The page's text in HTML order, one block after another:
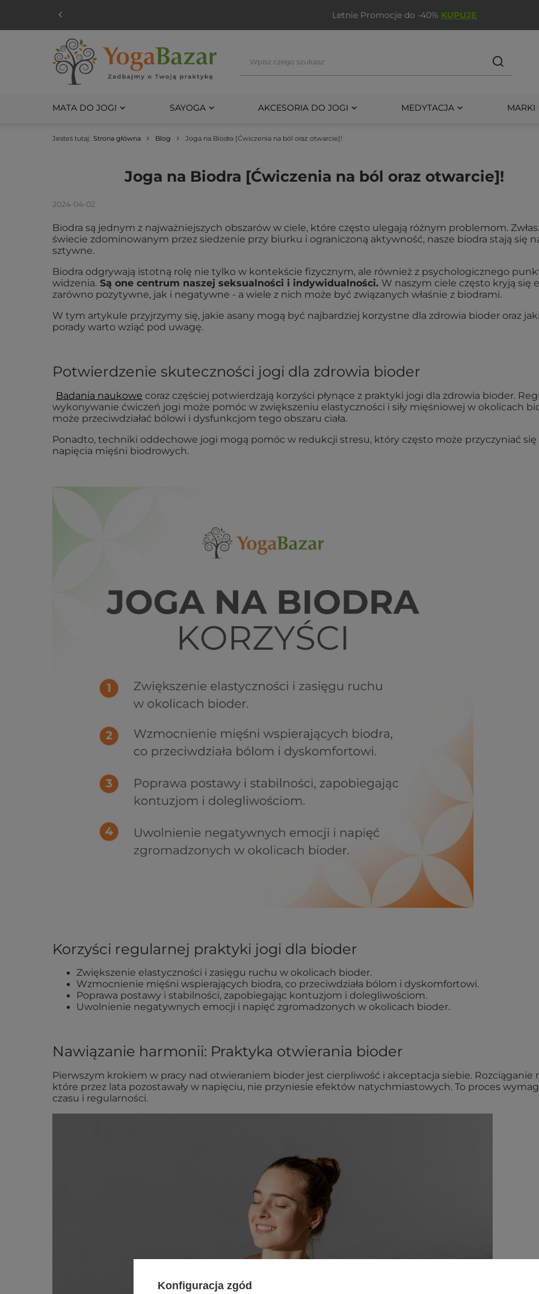
Letnie Promocje do -40% KUPUJĘ
MATA DO JOGI SAYOGA AKCESORIA DO JOGI MEDYTACJA MARKI
Jesteś tutaj: Strona główna Blog Joga na Biodra [Ćwiczenia na ból oraz otwarcie]!
Joga na Biodra [Ćwiczenia na ból oraz otwarcie]!
2024-04-02
Biodra są jednym z najważniejszych obszarów w ciele, które często ulegają różnym problemom.
świecie zdominowanym przez siedzenie przy biurku i ograniczoną aktywność, nasze biodra stają się
sztywne.
Biodra odgrywają istotną rolę nie tylko w kontekście fizycznym, ale również z psychologicznego
widzenia. Są one centrum naszej seksualności i indywidualności. W naszym ciele często kryją się
zarówno pozytywne, jak i negatywne - a wiele z nich może być związanych właśnie z biodrami.
W tym artykule przyjrzymy się, jakie asany mogą być najbardziej korzystne dla zdrowia bioder oraz
porady warto wziąć pod uwagę.
Potwierdzenie skuteczności jogi dla zdrowia bioder
Badania naukowe coraz częściej potwierdzają korzyści płynące z praktyki jogi dla zdrowia bioder.
wykonywanie ćwiczeń jogi może pomóc w zwiększeniu elastyczności i siły mięśniowej w okolicach
może przeciwdziałać bólowi i dysfunkcjom tego obszaru ciała.
Ponadto, techniki oddechowe jogi mogą pomóc w redukcji stresu, który często może przyczyniać się
napięcia mięśni biodrowych.
Korzyści regularnej praktyki jogi dla bioder
Zwiększenie elastyczności i zasięgu ruchu w okolicach bioder.
Wzmocnienie mięśni wspierających biodra, co przeciwdziała bólom i dyskomfortowi.
Poprawa postawy i stabilności, zapobiegając kontuzjom i dolegliwościom.
Uwolnienie negatywnych emocji i napięć zgromadzonych w okolicach bioder.
Nawiązanie harmonii: Praktyka otwierania bioder
Pierwszym krokiem w pracy nad otwieraniem bioder jest cierpliwość i akceptacja siebie. Rozciąganie
które przez lata pozostawały w napięciu, nie przyniesie efektów natychmiastowych. To proces
czasu i regularności.
Konfiguracja zgód